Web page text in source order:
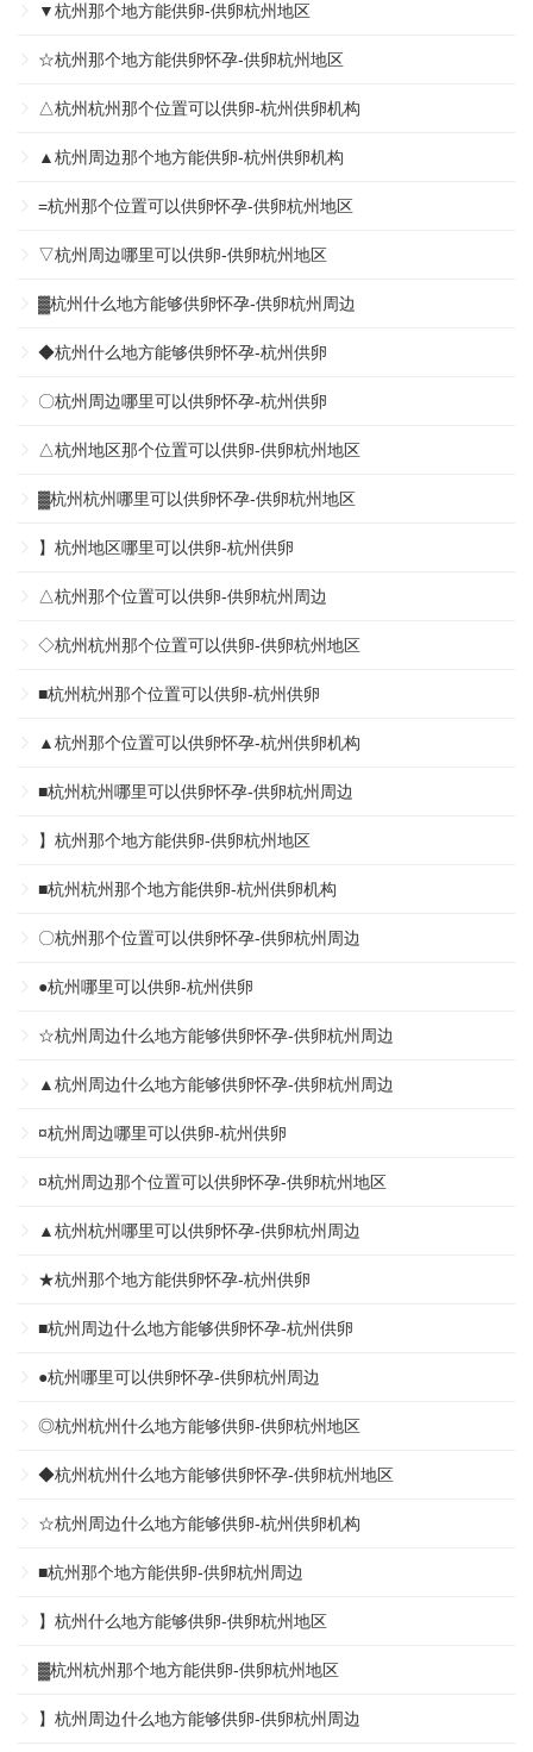
▼杭州那个地方能供卵-供卵杭州地区
☆杭州那个地方能供卵怀孕-供卵杭州地区
△杭州杭州那个位置可以供卵-杭州供卵机构
▲杭州周边那个地方能供卵-杭州供卵机构
=杭州那个位置可以供卵怀孕-供卵杭州地区
▽杭州周边哪里可以供卵-供卵杭州地区
▓杭州什么地方能够供卵怀孕-供卵杭州周边
◆杭州什么地方能够供卵怀孕-杭州供卵
〇杭州周边哪里可以供卵怀孕-杭州供卵
△杭州地区那个位置可以供卵-供卵杭州地区
▓杭州杭州哪里可以供卵怀孕-供卵杭州地区
】杭州地区哪里可以供卵-杭州供卵
△杭州那个位置可以供卵-供卵杭州周边
◇杭州杭州那个位置可以供卵-供卵杭州地区
■杭州杭州那个位置可以供卵-杭州供卵
▲杭州那个位置可以供卵怀孕-杭州供卵机构
■杭州杭州哪里可以供卵怀孕-供卵杭州周边
】杭州那个地方能供卵-供卵杭州地区
■杭州杭州那个地方能供卵-杭州供卵机构
〇杭州那个位置可以供卵怀孕-供卵杭州周边
●杭州哪里可以供卵-杭州供卵
☆杭州周边什么地方能够供卵怀孕-供卵杭州周边
▲杭州周边什么地方能够供卵怀孕-供卵杭州周边
¤杭州周边哪里可以供卵-杭州供卵
¤杭州周边那个位置可以供卵怀孕-供卵杭州地区
▲杭州杭州哪里可以供卵怀孕-供卵杭州周边
★杭州那个地方能供卵怀孕-杭州供卵
■杭州周边什么地方能够供卵怀孕-杭州供卵
●杭州哪里可以供卵怀孕-供卵杭州周边
◎杭州杭州什么地方能够供卵-供卵杭州地区
◆杭州杭州什么地方能够供卵怀孕-供卵杭州地区
☆杭州周边什么地方能够供卵-杭州供卵机构
■杭州那个地方能供卵-供卵杭州周边
】杭州什么地方能够供卵-供卵杭州地区
▓杭州杭州那个地方能供卵-供卵杭州地区
】杭州周边什么地方能够供卵-供卵杭州周边